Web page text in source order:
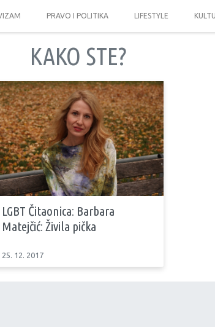
PRAVO I POLITIKA LIFESTYLE
KAKO STE?
LGBT Čitaonica: Barbara
Matejčić: Živila pička
25. 12. 2017